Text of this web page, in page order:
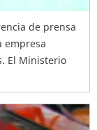
de prensa
empresa
El Ministerio